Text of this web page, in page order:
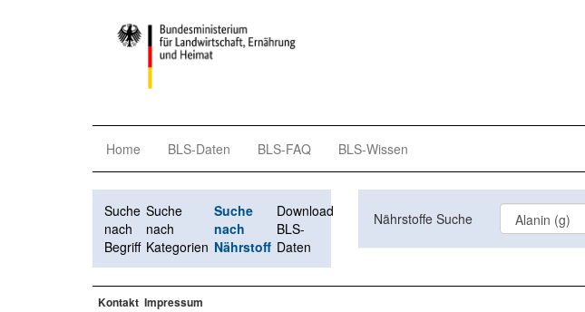
Home BLS-Daten BLS-FAQ BLS-Wissen
Suche
nach
Begriff
Suche
nach
Kategorien
Suche
nach
Nährstoff
Download
BLS-
Daten
Nährstoffe Suche
Kontakt Impressum